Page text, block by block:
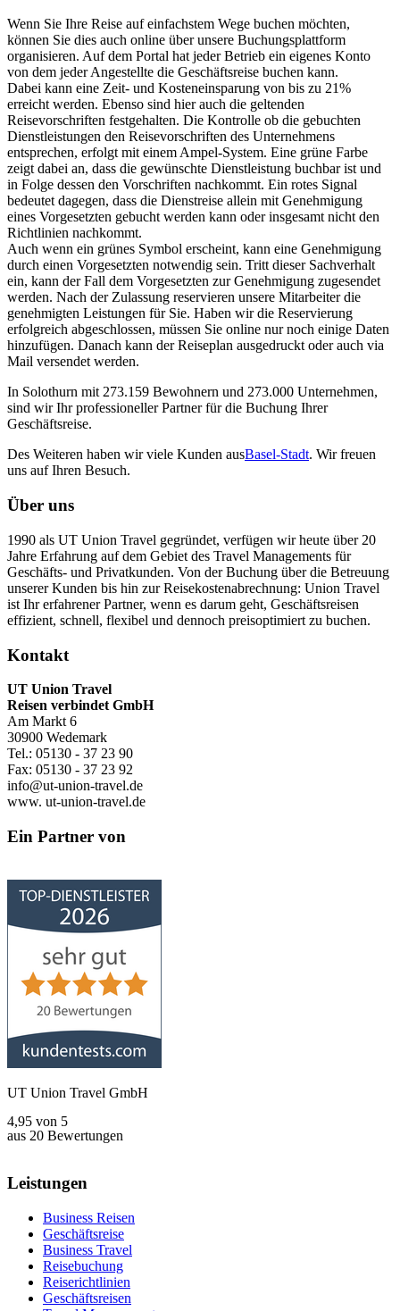
Wenn Sie Ihre Reise auf einfachstem Wege buchen möchten,
können Sie dies auch online über unsere Buchungsplattform
organisieren. Auf dem Portal hat jeder Betrieb ein eigenes Konto
von dem jeder Angestellte die Geschäftsreise buchen kann.
Dabei kann eine Zeit- und Kosteneinsparung von bis zu 21%
erreicht werden. Ebenso sind hier auch die geltenden
Reisevorschriften festgehalten. Die Kontrolle ob die gebuchten
Dienstleistungen den Reisevorschriften des Unternehmens
entsprechen, erfolgt mit einem Ampel-System. Eine grüne Farbe
zeigt dabei an, dass die gewünschte Dienstleistung buchbar ist und
in Folge dessen den Vorschriften nachkommt. Ein rotes Signal
bedeutet dagegen, dass die Dienstreise allein mit Genehmigung
eines Vorgesetzten gebucht werden kann oder insgesamt nicht den
Richtlinien nachkommt.
Auch wenn ein grünes Symbol erscheint, kann eine Genehmigung
durch einen Vorgesetzten notwendig sein. Tritt dieser Sachverhalt
ein, kann der Fall dem Vorgesetzten zur Genehmigung zugesendet
werden. Nach der Zulassung reservieren unsere Mitarbeiter die
genehmigten Leistungen für Sie. Haben wir die Reservierung
erfolgreich abgeschlossen, müssen Sie online nur noch einige Daten
hinzufügen. Danach kann der Reiseplan ausgedruckt oder auch via
Mail versendet werden.
In Solothurn mit 273.159 Bewohnern und 273.000 Unternehmen,
sind wir Ihr professioneller Partner für die Buchung Ihrer
Geschäftsreise.
Des Weiteren haben wir viele Kunden ausBasel-Stadt. Wir freuen
uns auf Ihren Besuch.
Über uns
1990 als UT Union Travel gegründet, verfügen wir heute über 20
Jahre Erfahrung auf dem Gebiet des Travel Managements für
Geschäfts- und Privatkunden. Von der Buchung über die Betreuung
unserer Kunden bis hin zur Reisekostenabrechnung: Union Travel
ist Ihr erfahrener Partner, wenn es darum geht, Geschäftsreisen
effizient, schnell, flexibel und dennoch preisoptimiert zu buchen.
Kontakt
UT Union Travel
Reisen verbindet GmbH
Am Markt 6
30900 Wedemark
Tel.: 05130 - 37 23 90
Fax: 05130 - 37 23 92
info@ut-union-travel.de
www. ut-union-travel.de
Ein Partner von
UT Union Travel GmbH
4,95 von 5
aus 20 Bewertungen
Leistungen
Business Reisen
Geschäftsreise
Business Travel
Reisebuchung
Reiserichtlinien
Geschäftsreisen